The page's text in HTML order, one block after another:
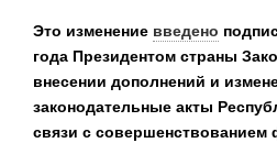
Это изменение введено
года Президентом страны
внесении дополнений и
законодательные акты
связи с совершенствованием